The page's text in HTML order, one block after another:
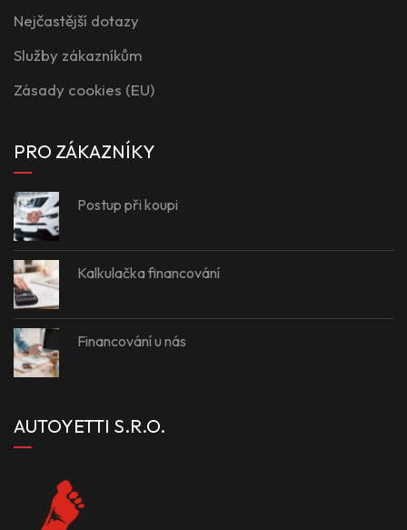
Nejčastější dotazy
Služby zákazníkům
Zásady cookies (EU)
PRO ZÁKAZNÍKY
Postup při koupi
Kalkulačka financování
Financování u nás
AUTOYETTI S.R.O.